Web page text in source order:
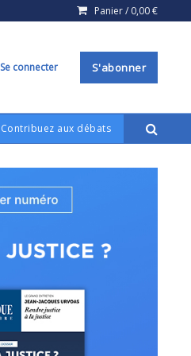
Panier / 0,00€
Se connecter S'abonner
Contribuez aux débats